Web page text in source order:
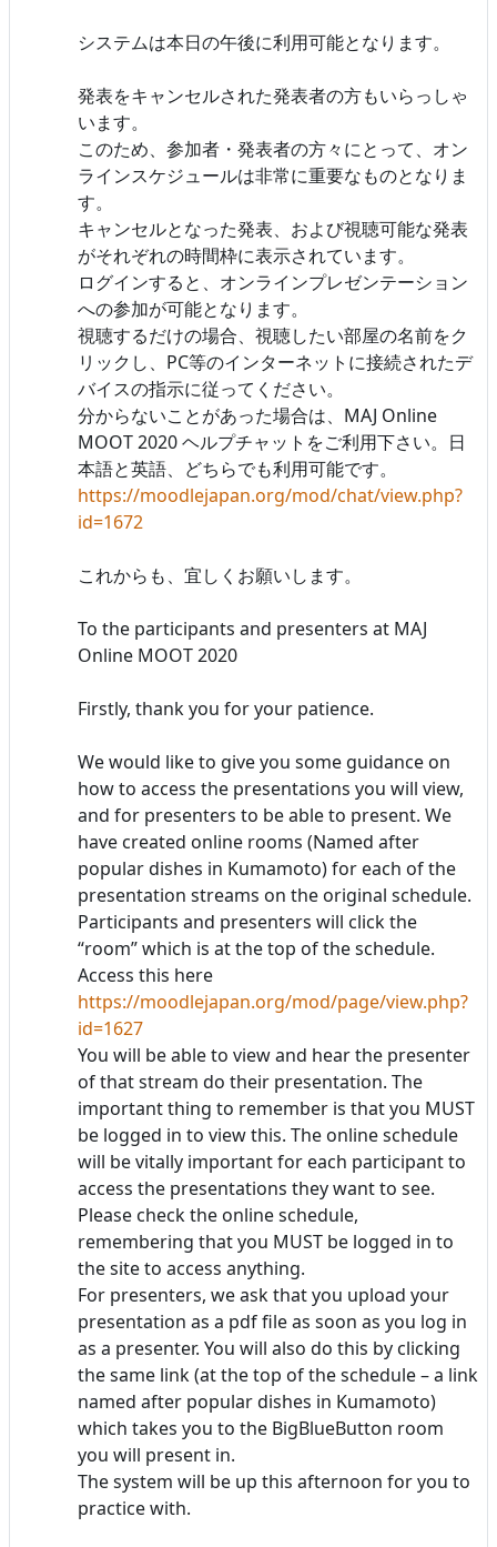
システムは本日の午後に利用可能となります。
発表をキャンセルされた発表者の方もいらっしゃ
います。
このため、参加者・発表者の方々にとって、オン
ラインスケジュールは非常に重要なものとなりま
す。
キャンセルとなった発表、および視聴可能な発表
がそれぞれの時間枠に表示されています。
ログインすると、オンラインプレゼンテーション
への参加が可能となります。
視聴するだけの場合、視聴したい部屋の名前をク
リックし、PC等のインターネットに接続されたデ
バイスの指示に従ってください。
分からないことがあった場合は、MAJ Online
MOOT 2020 ヘルプチャットをご利用下さい。日
本語と英語、どちらでも利用可能です。
https://moodlejapan.org/mod/chat/view.php?
id=1672
これからも、宜しくお願いします。
To the participants and presenters at MAJ
Online MOOT 2020
Firstly, thank you for your patience.
We would like to give you some guidance on
how to access the presentations you will view,
and for presenters to be able to present. We
have created online rooms (Named after
popular dishes in Kumamoto) for each of the
presentation streams on the original schedule.
Participants and presenters will click the
“room” which is at the top of the schedule.
Access this here
https://moodlejapan.org/mod/page/view.php?
id=1627
You will be able to view and hear the presenter
of that stream do their presentation. The
important thing to remember is that you MUST
be logged in to view this. The online schedule
will be vitally important for each participant to
access the presentations they want to see.
Please check the online schedule,
remembering that you MUST be logged in to
the site to access anything.
For presenters, we ask that you upload your
presentation as a pdf file as soon as you log in
as a presenter. You will also do this by clicking
the same link (at the top of the schedule – a link
named after popular dishes in Kumamoto)
which takes you to the BigBlueButton room
you will present in.
The system will be up this afternoon for you to
practice with.